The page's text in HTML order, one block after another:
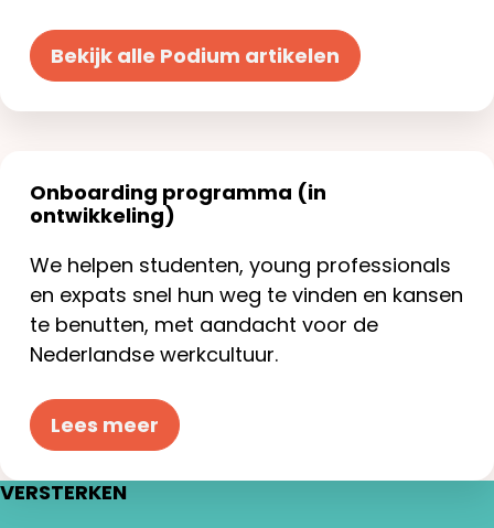
Bekijk alle Podium artikelen
Onboarding programma (in
ontwikkeling)
We helpen studenten, young professionals
en expats snel hun weg te vinden en kansen
te benutten, met aandacht voor de
Nederlandse werkcultuur.
Lees meer
VERSTERKEN